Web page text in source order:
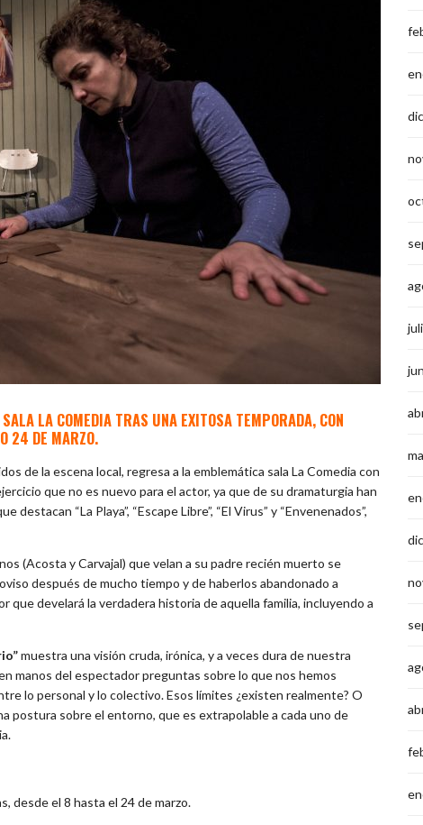
LA COMEDIA TRAS UNA EXITOSA TEMPORADA, CON
24 DE MARZO.
de la escena local, regresa a la emblemática sala La Comedia con
que no es nuevo para el actor, ya que de su dramaturgia han
“La Playa”, “Escape Libre”, “El Virus” y “Envenenados”,
(Acosta y Carvajal) que velan a su padre recién muerto se
después de mucho tiempo y de haberlos abandonado a
que develará la verdadera historia de aquella familia, incluyendo a
muestra una visión cruda, irónica, y a veces dura de nuestra
manos del espectador preguntas sobre lo que nos hemos
lo personal y lo colectivo. Esos límites ¿existen realmente? O
postura sobre el entorno, que es extrapolable a cada uno de
desde el 8 hasta el 24 de marzo.